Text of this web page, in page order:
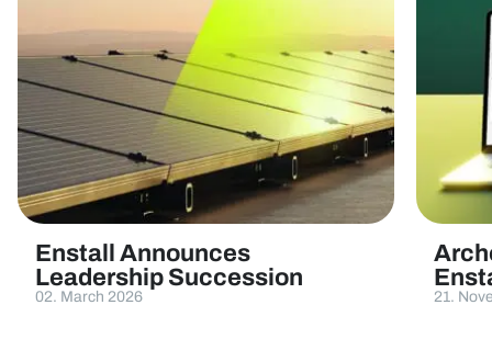
Enstall Announces
Leadership Succession
02. March 2026 21.